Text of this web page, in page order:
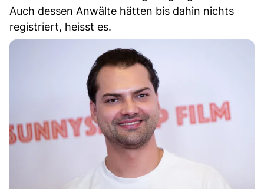
Auch dessen Anwälte hätten bis dahin nichts
registriert, heisst es.